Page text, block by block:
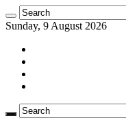
Sunday, 9 August 2026